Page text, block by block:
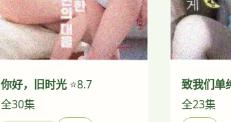
你好，旧时光 ⭐8.7
全30集
致我们单
全23集